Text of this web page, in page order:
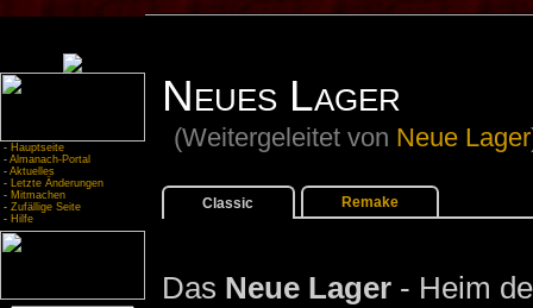
- Hauptseite
- Almanach-Portal
- Aktuelles
- Letzte Änderungen
- Mitmachen
- Zufällige Seite
- Hilfe
Neues Lager
(Weitergeleitet von Neue Lager
Classic Remake
Das Neue Lager- Heim